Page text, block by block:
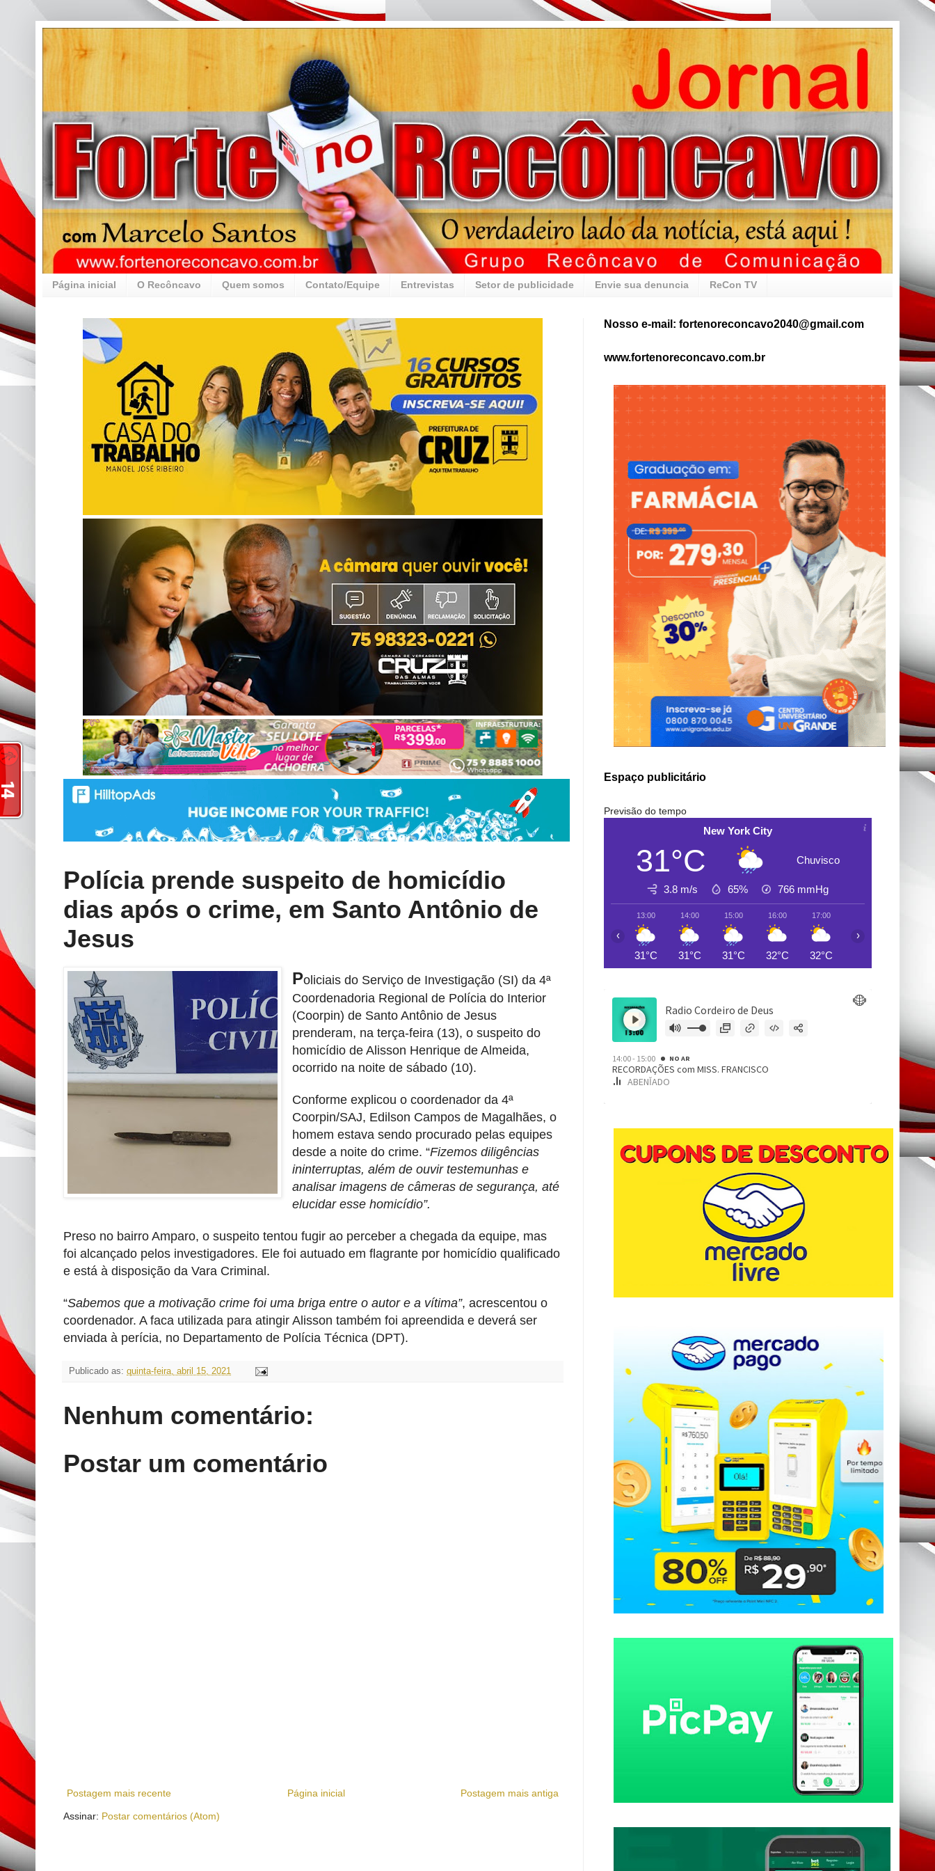
Página inicial O Recôncavo Quem somos Contato/Equipe Entrevistas Setor de publicidade Envie sua denuncia ReCon TV
Polícia prende suspeito de homicídio
dias após o crime, em Santo Antônio de
Jesus
Policiais do Serviço de Investigação (SI) da 4ª
Coordenadoria Regional de Polícia do Interior
(Coorpin) de Santo Antônio de Jesus
prenderam, na terça-feira (13), o suspeito do
homicídio de Alisson Henrique de Almeida,
ocorrido na noite de sábado (10).
Conforme explicou o coordenador da 4ª
Coorpin/SAJ, Edilson Campos de Magalhães, o
homem estava sendo procurado pelas equipes
desde a noite do crime. “Fizemos diligências
ininterruptas, além de ouvir testemunhas e
analisar imagens de câmeras de segurança, até
elucidar esse homicídio”.
Preso no bairro Amparo, o suspeito tentou fugir ao perceber a chegada da equipe, mas
foi alcançado pelos investigadores. Ele foi autuado em flagrante por homicídio qualificado
e está à disposição da Vara Criminal.
“Sabemos que a motivação crime foi uma briga entre o autor e a vítima”, acrescentou o
coordenador. A faca utilizada para atingir Alisson também foi apreendida e deverá ser
enviada à perícia, no Departamento de Polícia Técnica (DPT).
Publicado as: quinta-feira, abril 15, 2021
Nenhum comentário:
Postar um comentário
Postagem mais recente Postagem mais antiga
Página inicial
Assinar: Postar comentários (Atom)
Nosso e-mail: fortenoreconcavo2040@gmail.com
www.fortenoreconcavo.com.br
Espaço publicitário
Previsão do tempo
New York City
31°C Chuvisco
3.8 m/s 65% 766 mmHg
13:00
31°C
14:00
31°C
15:00
31°C
16:00
32°C
17:00
32°C
‹ ›